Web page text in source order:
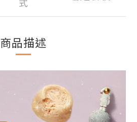
商品描述